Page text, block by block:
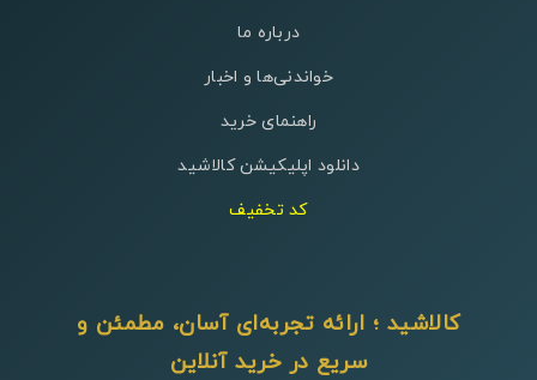
درباره ما
خواندنی‌ها و اخبار
راهنمای خرید
دانلود اپلیکیشن کالاشید
کد تخفیف
کالاشید ؛ ارائه تجربه‌ای آسان، مطمئن و
سریع در خرید آنلاین